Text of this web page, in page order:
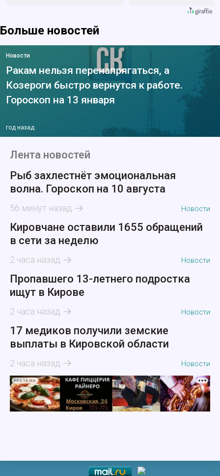
Больше новостей
Новости
Ракам нельзя перенапрягаться, а
Козероги быстро вернутся к работе.
Гороскоп на 13 января
год назад
Лента новостей
Рыб захлестнёт эмоциональная
волна. Гороскоп на 10 августа
56 минут назад Новости
Кировчане оставили 1655 обращений
в сети за неделю
2 часа назад Новости
Пропавшего 13-летнего подростка
ищут в Кирове
2 часа назад Новости
17 медиков получили земские
выплаты в Кировской области
2 часа назад Новости
РЕКЛАМА